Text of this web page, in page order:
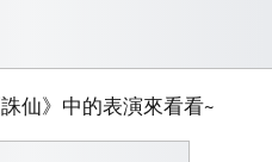
仙》中的表演來看看~